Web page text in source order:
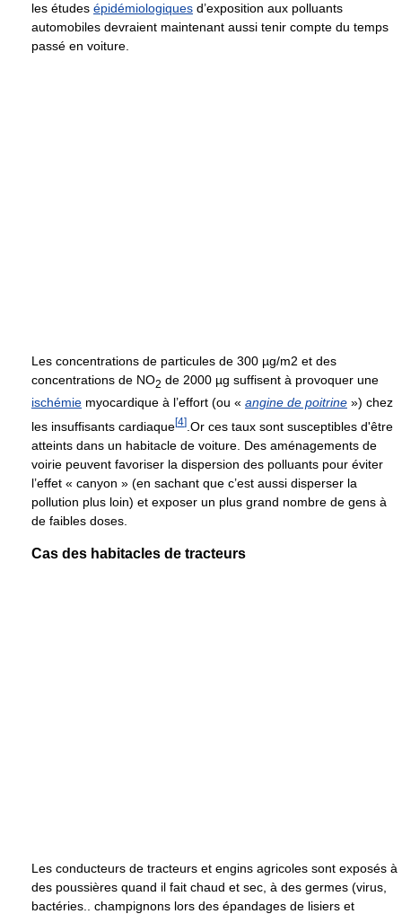
les études épidémiologiques d’exposition aux polluants
automobiles devraient maintenant aussi tenir compte du temps
passé en voiture.
Les concentrations de particules de 300 µg/m2 et des
concentrations de NO2 de 2000 µg suffisent à provoquer une
ischémie myocardique à l’effort (ou « angine de poitrine ») chez
les insuffisants cardiaque[4] .Or ces taux sont susceptibles d'être
atteints dans un habitacle de voiture. Des aménagements de
voirie peuvent favoriser la dispersion des polluants pour éviter
l’effet « canyon » (en sachant que c’est aussi disperser la
pollution plus loin) et exposer un plus grand nombre de gens à
de faibles doses.
Cas des habitacles de tracteurs
Les conducteurs de tracteurs et engins agricoles sont exposés à
des poussières quand il fait chaud et sec, à des germes (virus,
bactéries.. champignons lors des épandages de lisiers et